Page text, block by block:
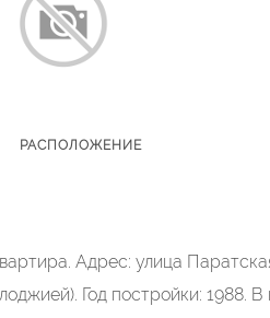
РАСПОЛОЖЕНИЕ
Адрес: улица
Год постройки: 1988. В